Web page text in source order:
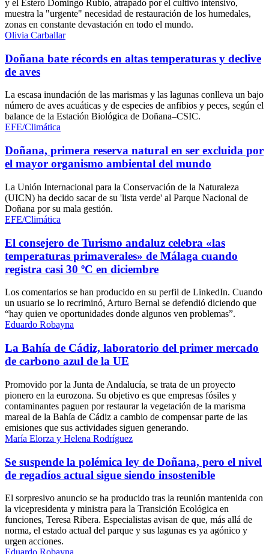
y el Estero Domingo Rubio, atrapado por el cultivo intensivo,
muestra la "urgente" necesidad de restauración de los humedales,
zonas en constante devastación en todo el mundo.
Olivia Carballar
Doñana bate récords en altas temperaturas y declive
de aves
La escasa inundación de las marismas y las lagunas conlleva un bajo
número de aves acuáticas y de especies de anfibios y peces, según el
balance de la Estación Biológica de Doñana–CSIC.
EFE/Climática
Doñana, primera reserva natural en ser excluida por
el mayor organismo ambiental del mundo
La Unión Internacional para la Conservación de la Naturaleza
(UICN) ha decido sacar de su 'lista verde' al Parque Nacional de
Doñana por su mala gestión.
EFE/Climática
El consejero de Turismo andaluz celebra «las
temperaturas primaverales» de Málaga cuando
registra casi 30 ºC en diciembre
Los comentarios se han producido en su perfil de LinkedIn. Cuando
un usuario se lo recriminó, Arturo Bernal se defendió diciendo que
“hay quien ve oportunidades donde algunos ven problemas”.
Eduardo Robayna
La Bahía de Cádiz, laboratorio del primer mercado
de carbono azul de la UE
Promovido por la Junta de Andalucía, se trata de un proyecto
pionero en la eurozona. Su objetivo es que empresas fósiles y
contaminantes paguen por restaurar la vegetación de la marisma
mareal de la Bahía de Cádiz a cambio de compensar parte de las
emisiones que sus actividades siguen generando.
María Elorza y Helena Rodríguez
Se suspende la polémica ley de Doñana, pero el nivel
de regadíos actual sigue siendo insostenible
El sorpresivo anuncio se ha producido tras la reunión mantenida con
la vicepresidenta y ministra para la Transición Ecológica en
funciones, Teresa Ribera. Especialistas avisan de que, más allá de
norma, el estado actual del parque y sus lagunas es ya agónico y
urgen acciones.